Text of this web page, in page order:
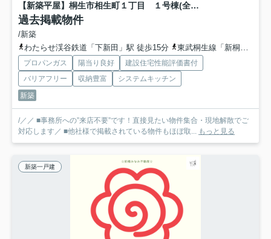
【新築平屋】桐生市相生町１丁目 １号棟(全２棟) ブルーミングガーデン 新築建売分譲
過去掲載物件
/新築
わたらせ渓谷鉄道「下新田」駅 徒歩15分
東武桐生線「新桐生」駅 徒歩17分
プロパンガス 陽当り良好
建設住宅性能評価書付
バリアフリー
収納豊富
システムキッチン
新築
/／／ ■事務所への”来店不要”です！直接見たい物件集合・現地解散でご
対応します／ ■他社様で掲載されている物件もほぼ取...
もっと見る
新築一戸建